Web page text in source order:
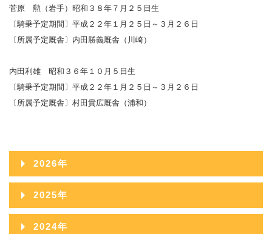
菅原 勲（岩手）昭和３８年７月２５日生
〔騎乗予定期間〕平成２２年１月２５日～３月２６日
〔所属予定厩舎〕内田勝義厩舎（川崎）
内田利雄 昭和３６年１０月５日生
〔騎乗予定期間〕平成２２年１月２５日～３月２６日
〔所属予定厩舎〕村田貴広厩舎（浦和）
2026年
2026年08月
2026年07月
2025年
2025年12月
2024年